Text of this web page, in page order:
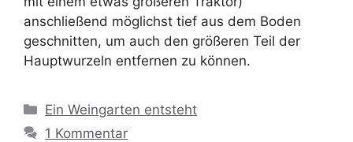
anschließend möglichst tief aus dem Boden
geschnitten, um auch den größeren Teil der
Hauptwurzeln entfernen zu können.
Kategorien
Ein Weingarten entsteht
1 Kommentar